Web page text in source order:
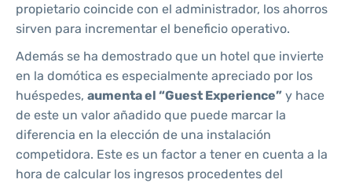
propietario coincide con el administrador, los ahorros
sirven para incrementar el beneficio operativo.
Además se ha demostrado que un hotel que invierte
en la domótica es especialmente apreciado por los
huéspedes, aumenta el “Guest Experience” y hace
de este un valor añadido que puede marcar la
diferencia en la elección de una instalación
competidora. Este es un factor a tener en cuenta a la
hora de calcular los ingresos procedentes del